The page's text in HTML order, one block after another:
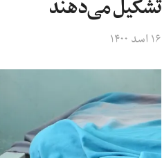
تشکیل می‌دهند
۱۶ اسد ۱۴۰۰